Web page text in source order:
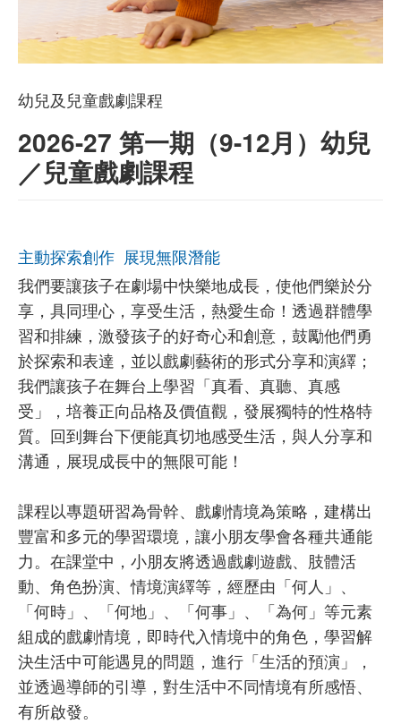
幼兒及兒童戲劇課程
2026-27 第一期（9-12月）幼兒
／兒童戲劇課程
主動探索創作 展現無限潛能
我們要讓孩子在劇場中快樂地成長，使他們樂於分
享，具同理心，享受生活，熱愛生命！透過群體學
習和排練，激發孩子的好奇心和創意，鼓勵他們勇
於探索和表達，並以戲劇藝術的形式分享和演繹；
我們讓孩子在舞台上學習「真看、真聽、真感
受」，培養正向品格及價值觀，發展獨特的性格特
質。回到舞台下便能真切地感受生活，與人分享和
溝通，展現成長中的無限可能！
課程以專題研習為骨幹、戲劇情境為策略，建構出
豐富和多元的學習環境，讓小朋友學會各種共通能
力。在課堂中，小朋友將透過戲劇遊戲、肢體活
動、角色扮演、情境演繹等，經歷由「何人」、
「何時」、「何地」、「何事」、「為何」等元素
組成的戲劇情境，即時代入情境中的角色，學習解
決生活中可能遇見的問題，進行「生活的預演」，
並透過導師的引導，對生活中不同情境有所感悟、
有所啟發。